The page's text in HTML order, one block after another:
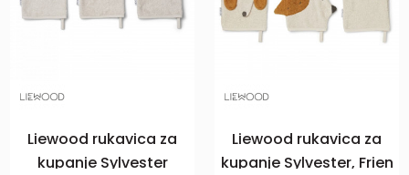
Liewood rukavica za
kupanje Sylvester
Liewood rukavica za
kupanje Sylvester, Frien